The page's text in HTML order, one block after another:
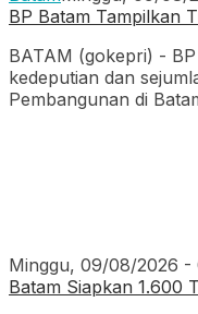
BP Batam Tampilkan
BATAM (gokepri) -
kedeputian dan
Pembangunan di
Minggu, 09/08/2026 -
Batam Siapkan 1.600